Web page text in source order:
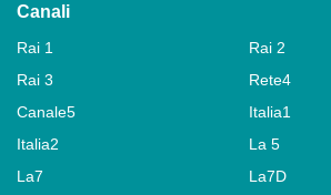
Canali
Rai 1
Rai 2
Rai 3
Rete4
Canale5
Italia1
Italia2
La 5
La7
La7D